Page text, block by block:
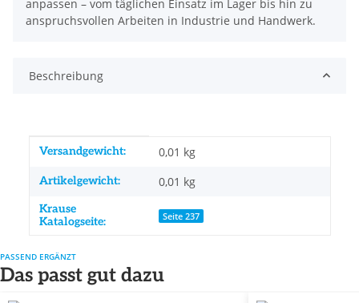
anpassen – vom täglichen Einsatz im Lager bis hin zu
anspruchsvollen Arbeiten in Industrie und Handwerk.
Beschreibung
Produkteigenschaft
Wert
Versandgewicht: 0,01 kg
Artikelgewicht: 0,01 kg
Krause
Katalogseite:
Seite 237
PASSEND ERGÄNZT
Das passt gut dazu